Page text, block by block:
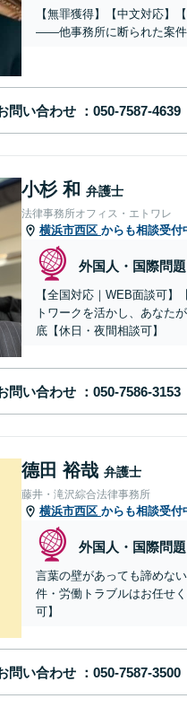
【無罪獲得】【中文対応】
——他事務所に断られた案件
問い合わせ
小杉 和 弁護士
法律事務所オフィス・エトワレ
横浜市西区 からも相談受付
外国人・国際問題
【全国対応｜WEB面談可
トワークを活かし、あなた
底【休日・夜間相談可】
問い合わせ
德田 裕哉 弁護士
藤井・滝沢綜合法律事務所
横浜市西区 からも相談受付
外国人・国際問題
言葉の壁があっても諦めな
件・労働トラブルはお任せ
可】
問い合わせ